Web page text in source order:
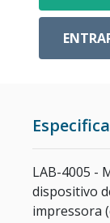
LAB-4005 -
dispositivo
impressora